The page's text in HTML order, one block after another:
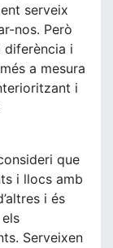
serveix
nos. Però
diferència i
a mesura
i
que
i llocs amb
i és
Serveixen